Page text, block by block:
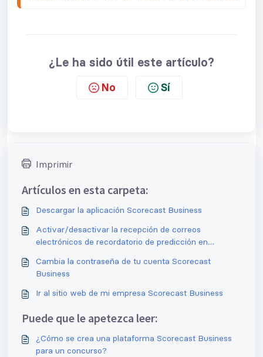
¿Le ha sido útil este artículo?
No Sí
Imprimir
Artículos en esta carpeta:
Descargar la aplicación Scorecast Business
Activar/desactivar la recepción de correos
electrónicos de recordatorio de predicción en
Cambia la contraseña de tu cuenta Scorecast
Business
Ir al sitio web de mi empresa Scorecast Business
Puede que le apetezca leer:
¿Cómo se crea una plataforma Scorecast Business
para un concurso?